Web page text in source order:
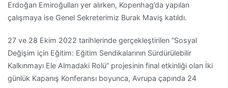
Erdoğan Emiroğulları yer alırken, Kopenhag’da yapılan
çalışmaya ise Genel Sekreterimiz Burak Maviş katıldı.
27 ve 28 Ekim 2022 tarihlerinde gerçekleştirilen “Sosyal
Değişim için Eğitim: Eğitim Sendikalarının Sürdürülebilir
Kalkınmayı Ele Almadaki Rolü” projesinin final etkinliği olan İki
günlük Kapanış Konferansı boyunca, Avrupa çapında 24